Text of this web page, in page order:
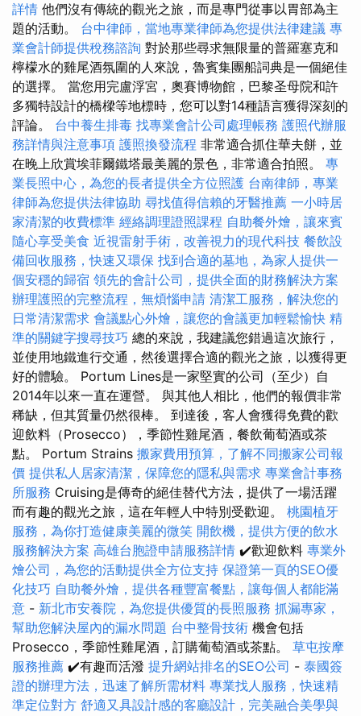
詳情 他們沒有傳統的觀光之旅，而是專門從事以胃部為主
題的活動。 台中律師，當地專業律師為您提供法律建議 專
業會計師提供稅務諮詢 對於那些尋求無限量的普羅塞克和
檸檬水的雞尾酒氛圍的人來說，魯賓集團船詞典是一個絕佳
的選擇。 當您用完盧浮宮，奧賽博物館，巴黎圣母院和許
多獨特設計的橋樑等地標時，您可以對14種語言獲得深刻的
評論。 台中養生排毒 找專業會計公司處理帳務 護照代辦服
務詳情與注意事項 護照換發流程 非常適合抓住華夫餅，並
在晚上欣賞埃菲爾鐵塔最美麗的景色，非常適合拍照。 專
業長照中心，為您的長者提供全方位照護 台南律師，專業
律師為您提供法律協助 尋找值得信賴的牙醫推薦 一小時居
家清潔的收費標準 經絡調理證照課程 自助餐外燴，讓來賓
隨心享受美食 近視雷射手術，改善視力的現代科技 餐飲設
備回收服務，快速又環保 找到合適的墓地，為家人提供一
個安穩的歸宿 領先的會計公司，提供全面的財務解決方案
辦理護照的完整流程，無煩惱申請 清潔工服務，解決您的
日常清潔需求 會議點心外燴，讓您的會議更加輕鬆愉快 精
準的關鍵字搜尋技巧 總的來說，我建議您錯過這次旅行，
並使用地鐵進行交通，然後選擇合適的觀光之旅，以獲得更
好的體驗。 Portum Lines是一家堅實的公司（至少）自
2014年以來一直在運營。 與其他人相比，他們的報價非常
稀缺，但其質量仍然很棒。 到達後，客人會獲得免費的歡
迎飲料（Prosecco），季節性雞尾酒，餐飲葡萄酒或茶
點。 Portum Strains 搬家費用預算，了解不同搬家公司報
價 提供私人居家清潔，保障您的隱私與需求 專業會計事務
所服務 Cruising是傳奇的絕佳替代方法，提供了一場活躍
而有趣的觀光之旅，這在年輕人中特別受歡迎。 桃園植牙
服務，為你打造健康美麗的微笑 開飲機，提供方便的飲水
服務解決方案 高雄台胞證申請服務詳情 ✔️歡迎飲料 專業外
燴公司，為您的活動提供全方位支持 保證第一頁的SEO優
化技巧 自助餐外燴，提供各種豐富餐點，讓每個人都能滿
意 - 新北市安養院，為您提供優質的長照服務 抓漏專家，
幫助您解決屋內的漏水問題 台中整骨技術 機會包括
Prosecco，季節性雞尾酒，訂購葡萄酒或茶點。 草屯按摩
服務推薦 ✔️有趣而活潑 提升網站排名的SEO公司 - 泰國簽
證的辦理方法，迅速了解所需材料 專業找人服務，快速精
準定位對方 舒適又具設計感的客廳設計，完美融合美學與